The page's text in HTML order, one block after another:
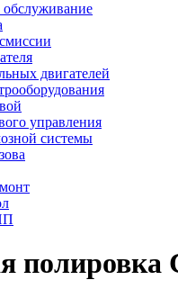
обслуживание
двигателей
управления
системы